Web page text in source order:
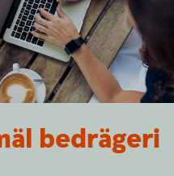
bedrägeri